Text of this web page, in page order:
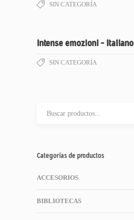
SIN CATEGORÍA
Intense emozioni – Italiano
SIN CATEGORÍA
Categorías de productos
ACCESORIOS
BIBLIOTECAS